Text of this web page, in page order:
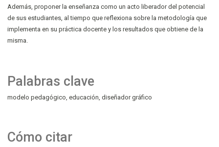
Palabras clave
modelo pedagógico educación diseñador gráfico
Cómo citar
Además, proponer la enseñanza como un acto liberador del potencial
de sus estudiantes, al tiempo que reflexiona sobre la metodología que
implementa en su práctica docente y los resultados que obtiene de la
misma.